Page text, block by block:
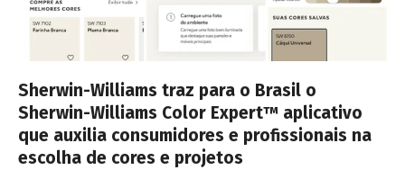
Sherwin-Williams traz para o Brasil o
Sherwin-Williams Color Expert™ aplicativo
que auxilia consumidores e profissionais na
escolha de cores e projetos